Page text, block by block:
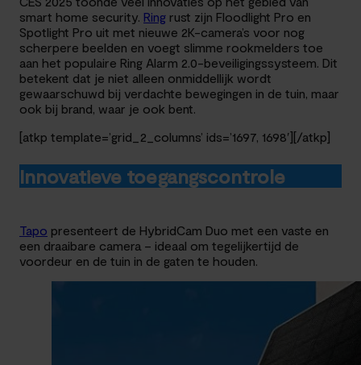
smart home security. Ring rust zijn Floodlight Pro en
Spotlight Pro uit met nieuwe 2K-camera’s voor nog
scherpere beelden en voegt slimme rookmelders toe
aan het populaire Ring Alarm 2.0-beveiligingssysteem. Dit
betekent dat je niet alleen onmiddellijk wordt
gewaarschuwd bij verdachte bewegingen in de tuin, maar
ook bij brand, waar je ook bent.
[atkp template=’grid_2_columns’ ids=’1697, 1698′][/atkp]
Innovatieve toegangscontrole
Tapo presenteert de HybridCam Duo met een vaste en
een draaibare camera – ideaal om tegelijkertijd de
voordeur en de tuin in de gaten te houden.